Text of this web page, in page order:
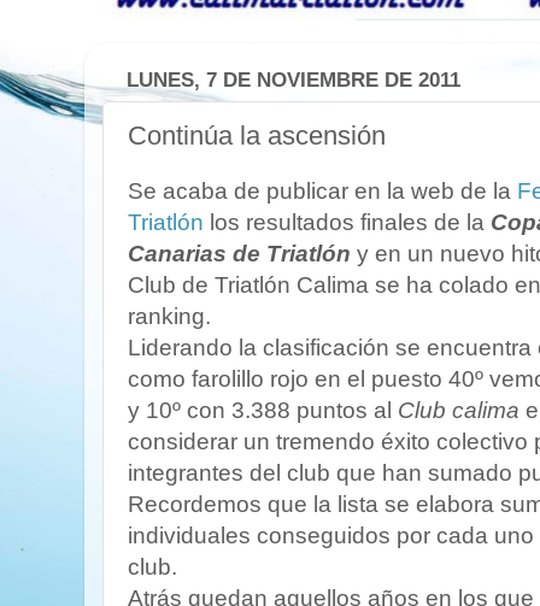
LUNES, 7 DE NOVIEMBRE DE 2011
Continúa la ascensión
Se acaba de publicar en la web de la
Triatlón los resultados finales de la
Canarias de Triatlón y en un nuevo
Club de Triatlón Calima se ha colado
ranking.
Liderando la clasificación se
como farolillo rojo en el puesto 40º
y 10º con 3.388 puntos al Club calima
considerar un tremendo éxito colectivo
integrantes del club que han sumado
Recordemos que la lista se elabora
individuales conseguidos por cada
club.
Atrás quedan aquellos años en los